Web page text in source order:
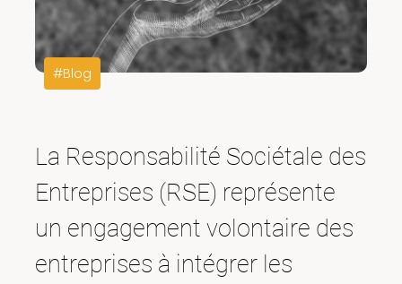
#Blog
La Responsabilité Sociétale des
Entreprises (RSE) représente
un engagement volontaire des
entreprises à intégrer les